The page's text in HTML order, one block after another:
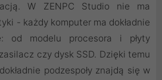
W ZENPC Studio nie ma
- każdy komputer ma dokładnie
od modelu procesora i płyty
czy dysk SSD. Dzięki temu
podzespoły znajdą się w